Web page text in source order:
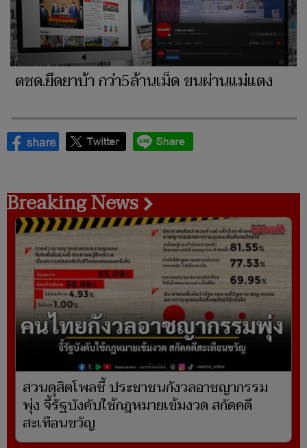
ตชด.ยึดยาบ้า กว่า5ล้านเม็ด ขนผ่านแม่แตง
Breaking News
สวนดุสิตโพลชี้ ประชาชนกังวลอาชญากรรม
พุ่ง จี้รัฐบังคับใช้กฎหมายเข้มงวด สกัดคดี
สะเทือนขวัญ